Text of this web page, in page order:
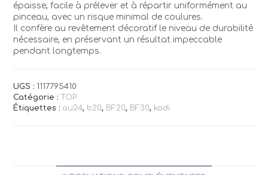
épaisse, facile à prélever et à répartir uniformément au
pinceau, avec un risque minimal de coulures.
Il confère au revêtement décoratif le niveau de durabilité
nécessaire, en préservant un résultat impeccable
pendant longtemps.
UGS : 1117795410
Catégorie :TOP
Étiquettes : au24, b20, BF20, BF30, kodi